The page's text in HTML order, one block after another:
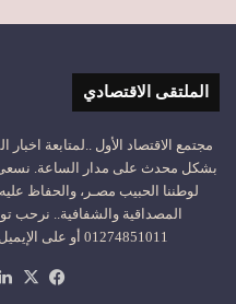
الملتقى الاقتصادي
مجتمع الاقتصاد الأول ..لمتابعة اخبار
بشكل محدث على مدار الساعة. نسعى
لوطننا الحبيب مصـر، والحفاظ عليه
01274851011 أو على الإيميل: moltakaaliqtisad@gmail.com